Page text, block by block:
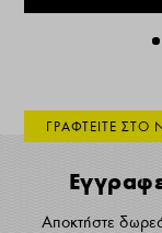
ΓΡΑΦΤΕΙΤΕ ΣΤΟ
Αποκτήστε